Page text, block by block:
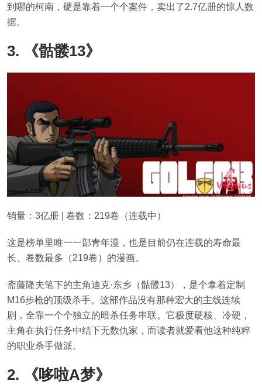
到哪的柯南，硬是靠着一个个案件，卖出了2.7亿册的惊人数
据。
3. 《骷髅13》
销量：3亿册 | 卷数：219卷（连载中）
这是榜单里唯一一部青年漫，也是目前仍在连载的寿命最
长、卷数最多（219卷）的漫画。
斋藤隆夫笔下的主角迪克·东乡（骷髅13），是个拿着定制
M16步枪的顶级杀手。这部作品没有那种宏大的主线连续
剧，全靠一个个独立的暗杀任务串联。它极度硬核、冷硬，
主角在执行任务中结下无数仇家，而读者就爱看他这种纯粹
的职业杀手做派。
2. 《哆啦A梦》